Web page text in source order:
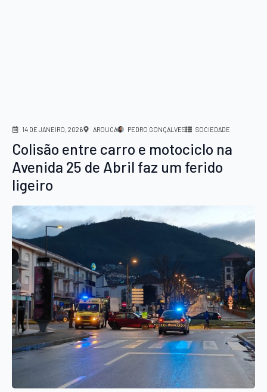
14 DE JANEIRO, 2026 AROUCA PEDRO GONÇALVES SOCIEDADE
Colisão entre carro e motociclo na
Avenida 25 de Abril faz um ferido
ligeiro